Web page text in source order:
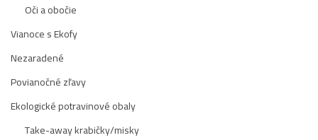
Oči a obočie
Vianoce s Ekofy
Nezaradené
Povianočné zľavy
Ekologické potravinové obaly
Take-away krabičky/misky